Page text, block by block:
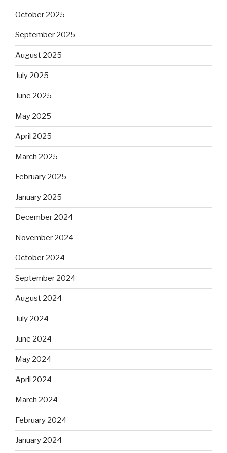
October 2025
September 2025
August 2025
July 2025
June 2025
May 2025
April 2025
March 2025
February 2025
January 2025
December 2024
November 2024
October 2024
September 2024
August 2024
July 2024
June 2024
May 2024
April 2024
March 2024
February 2024
January 2024